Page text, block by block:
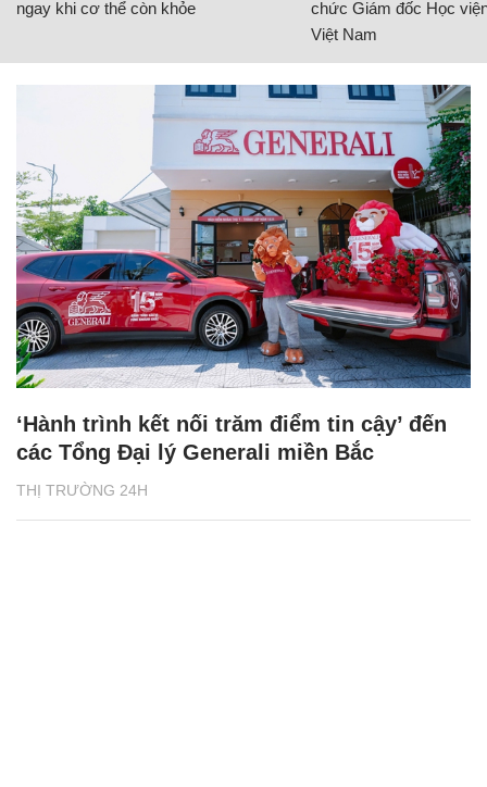
ngay khi cơ thể còn khỏe
chức Giám đốc Học
Việt Nam
THỊ TRƯỜNG 24H
‘Hành trình kết nối trăm điểm tin cậy’ đến
các Tổng Đại lý Generali miền Bắc